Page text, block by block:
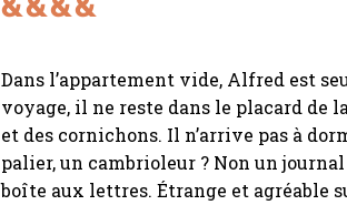
Dans l’appartement vide, Alfred est
voyage, il ne reste dans le placard de
et des cornichons. Il n’arrive pas à
palier, un cambrioleur ? Non un
boîte aux lettres. Étrange et agréable